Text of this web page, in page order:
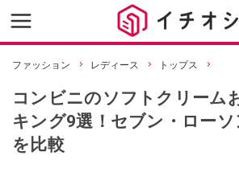
ファッション レディース トップス
コンビニのソフトクリーム
キング9選！セブン・ロー
を比較